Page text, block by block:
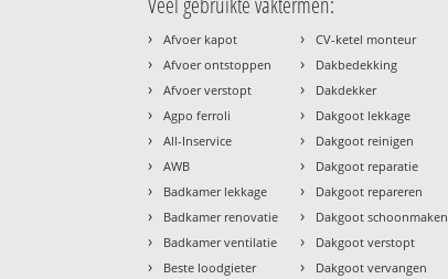
› Afvoer kapot
› Afvoer ontstoppen
› Afvoer verstopt
› Agpo ferroli
› All-Inservice
› AWB
› Badkamer lekkage
› Badkamer renovatie
› Badkamer ventilatie
› Beste loodgieter
› CV-ketel monteur
› Dakbedekking
› Dakdekker
› Dakgoot lekkage
› Dakgoot reinigen
› Dakgoot reparatie
› Dakgoot repareren
› Dakgoot schoonmaken
› Dakgoot verstopt
› Dakgoot vervangen